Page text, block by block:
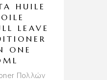
HUILE
LEAVE
ONE
Πολλών